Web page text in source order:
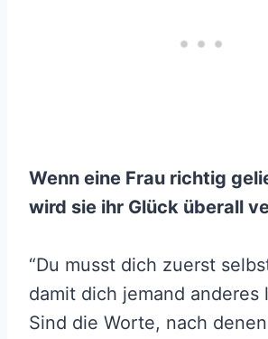
Wenn eine Frau richtig
wird sie ihr Glück überall
“Du musst dich zuerst
damit dich jemand anderes
Sind die Worte, nach